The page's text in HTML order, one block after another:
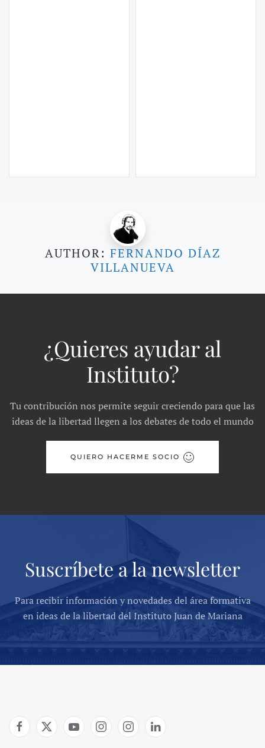
AUTHOR: FERNANDO DÍAZ
VILLANUEVA
¿Quieres ayudar al
Instituto?
Tu contribución nos permite seguir creciendo para que las
ideas de la libertad llegen a los debates de todo el mundo
QUIERO HACERME SOCIO
Suscríbete a la newsletter
Para recibir información y novedades del área formativa
en ideas de la libertad del Instituto Juan de Mariana